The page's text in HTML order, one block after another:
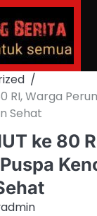
RI, Warga
Sehat
ke 80
admin